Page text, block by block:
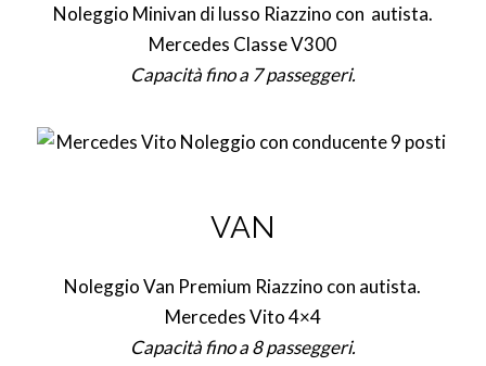
Noleggio Minivan di lusso Riazzino con autista.
Mercedes Classe V300
Capacità fino a 7 passeggeri.
VAN
Noleggio Van Premium Riazzino con autista.
Mercedes Vito 4×4
Capacità fino a 8 passeggeri.